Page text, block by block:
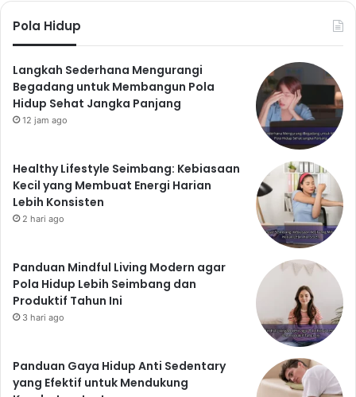
Pola Hidup
Langkah Sederhana Mengurangi
Begadang untuk Membangun Pola
Hidup Sehat Jangka Panjang
12 jam ago
Healthy Lifestyle Seimbang: Kebiasaan
Kecil yang Membuat Energi Harian
Lebih Konsisten
2 hari ago
Panduan Mindful Living Modern agar
Pola Hidup Lebih Seimbang dan
Produktif Tahun Ini
3 hari ago
Panduan Gaya Hidup Anti Sedentary
yang Efektif untuk Mendukung